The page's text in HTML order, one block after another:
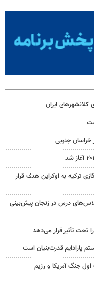
خراسان جنوبی
ترکیه به اوکراین هدف قرار
درس در زنجان پیش‌بینی
تحت تأثیر قرار می‌دهد
پارادایم قدرت‌بنیان است
جنگ آمریکا و رژیم